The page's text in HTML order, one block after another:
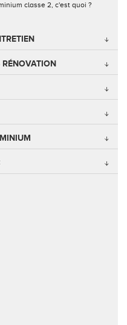
classe 2, c'est quoi ?
RÉNOVATION